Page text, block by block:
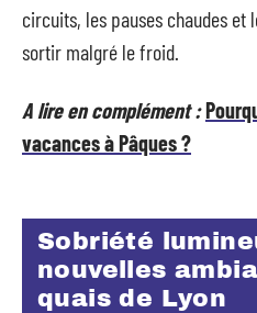
circuits, les pauses chaudes et
sortir malgré le froid.
A lire en complément :
vacances à Pâques ?
Sobriété
nouvelles
quais de Lyon